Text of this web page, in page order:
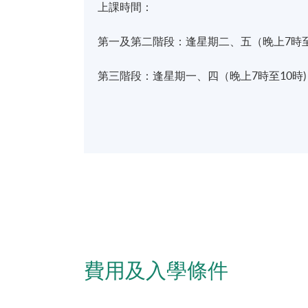
3年 ( 兼讀制 )
地點
上課時間：
第一及第二階段：逢星期二、五（晚上7時
第三階段：逢星期一、四（晚上7時至10時)
費用及入學條件